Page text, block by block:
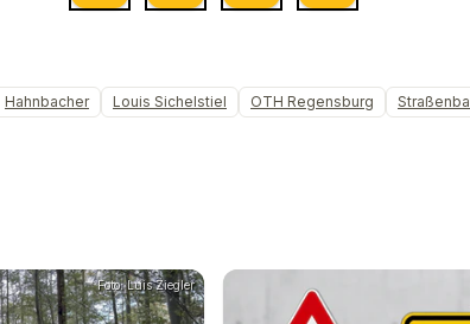
Hahnbacher Louis Sichelstiel OTH Regensburg
Foto: Luis Ziegler